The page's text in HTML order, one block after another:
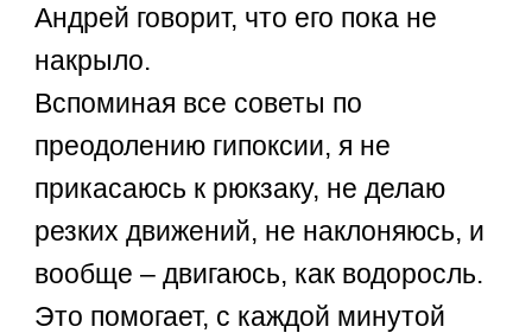
Андрей говорит, что его пока не
накрыло.
Вспоминая все советы по
преодолению гипоксии, я не
прикасаюсь к рюкзаку, не делаю
резких движений, не наклоняюсь, и
вообще – двигаюсь, как водоросль.
Это помогает, с каждой минутой